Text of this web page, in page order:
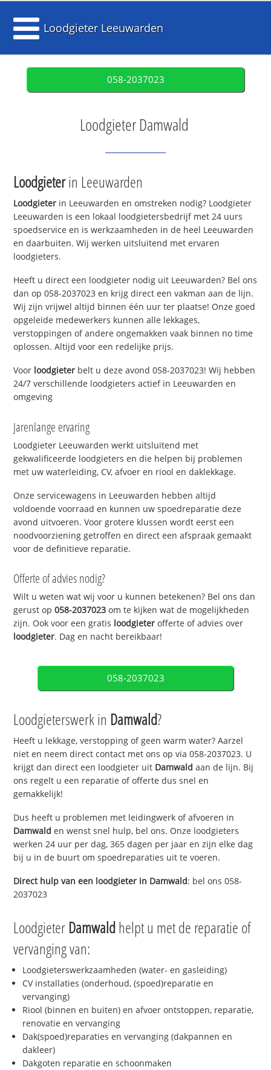
Loodgieter Leeuwarden
058-2037023
Loodgieter Damwald
Loodgieterin Leeuwarden
Loodgieter in Leeuwarden en omstreken nodig? Loodgieter
Leeuwarden is een lokaal loodgietersbedrijf met 24 uurs
spoedservice en is werkzaamheden in de heel Leeuwarden
en daarbuiten. Wij werken uitsluitend met ervaren
loodgieters.
Heeft u direct een loodgieter nodig uit Leeuwarden? Bel ons
dan op 058-2037023 en krijg direct een vakman aan de lijn.
Wij zijn vrijwel altijd binnen één uur ter plaatse! Onze goed
opgeleide medewerkers kunnen alle lekkages,
verstoppingen of andere ongemakken vaak binnen no time
oplossen. Altijd voor een redelijke prijs.
Voor loodgieter belt u deze avond 058-2037023! Wij hebben
24/7 verschillende loodgieters actief in Leeuwarden en
omgeving
Jarenlange ervaring
Loodgieter Leeuwarden werkt uitsluitend met
gekwalificeerde loodgieters en die helpen bij problemen
met uw waterleiding, CV, afvoer en riool en daklekkage.
Onze servicewagens in Leeuwarden hebben altijd
voldoende voorraad en kunnen uw spoedreparatie deze
avond uitvoeren. Voor grotere klussen wordt eerst een
noodvoorziening getroffen en direct een afspraak gemaakt
voor de definitieve reparatie.
Offerte of advies nodig?
Wilt u weten wat wij voor u kunnen betekenen? Bel ons dan
gerust op058-2037023 om te kijken wat de mogelijkheden
zijn. Ook voor een gratis loodgieter offerte of advies over
loodgieter. Dag en nacht bereikbaar!
058-2037023
Loodgieterswerk in Damwald?
Heeft u lekkage, verstopping of geen warm water? Aarzel
niet en neem direct contact met ons op via 058-2037023. U
krijgt dan direct een loodgieter uit Damwald aan de lijn. Bij
ons regelt u een reparatie of offerte dus snel en
gemakkelijk!
Dus heeft u problemen met leidingwerk of afvoeren in
Damwald en wenst snel hulp, bel ons. Onze loodgieters
werken 24 uur per dag, 365 dagen per jaar en zijn elke dag
bij u in de buurt om spoedreparaties uit te voeren.
Direct hulp van een loodgieter in Damwald: bel ons 058-
2037023
Loodgieter Damwaldhelpt u met de reparatie of
vervanging van:
Loodgieterswerkzaamheden (water- en gasleiding)
CV installaties (onderhoud, (spoed)reparatie en
vervanging)
Riool (binnen en buiten) en afvoer ontstoppen, reparatie,
renovatie en vervanging
Dak(spoed)reparaties en vervanging (dakpannen en
dakleer)
Dakgoten reparatie en schoonmaken